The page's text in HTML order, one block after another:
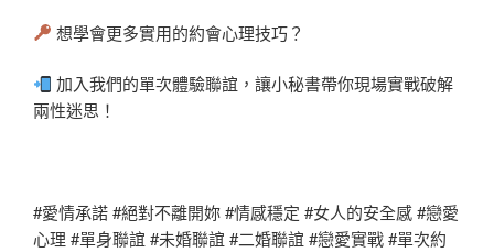
想學會更多實用的約會心理技巧？
加入我們的單次體驗聯誼，讓小秘書帶你現場實戰破解
兩性迷思！
#愛情承諾 #絕對不離開妳 #情感穩定 #女人的安全感 #戀愛
心理 #單身聯誼 #未婚聯誼 #二婚聯誼 #戀愛實戰 #單次約